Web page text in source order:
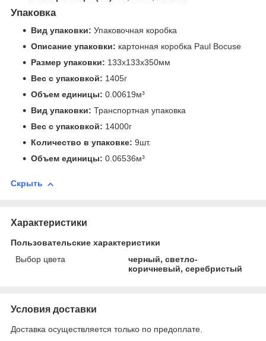
Упаковка
Вид упаковки: Упаковочная коробка
Описание упаковки: картонная коробка Paul Bocuse
Размер упаковки: 133x133x350мм
Вес с упаковкой: 1405г
Объем единицы: 0.00619м³
Вид упаковки: Транспортная упаковка
Вес с упаковкой: 14000г
Количество в упаковке: 9шт.
Объем единицы: 0.06536м³
Скрыть
Характеристики
Пользовательские характеристики
Выбор цвета
черный, светло-
коричневый, серебристый
Условия доставки
Доставка осуществляется только по предоплате.